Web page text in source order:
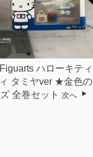
ハローキティ
タミヤver ★金色の
全巻セット 次へ